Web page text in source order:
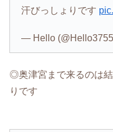
汗びっしょりです
— Hello
◎奥津宮まで来るのは
りです